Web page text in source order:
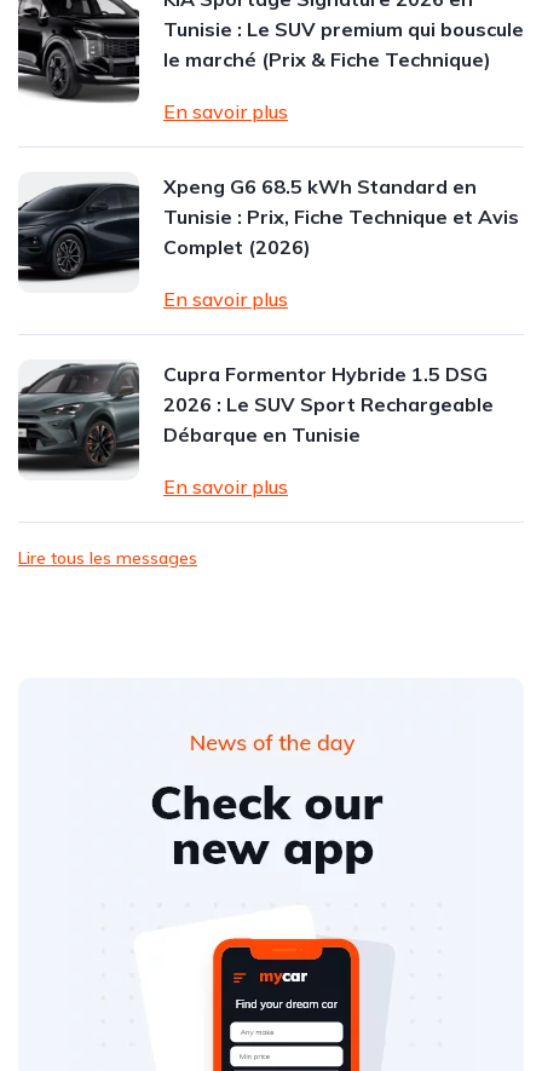
Tunisie : Le SUV premium qui bouscule
le marché (Prix & Fiche Technique)
En savoir plus
Xpeng G6 68.5 kWh Standard en
Tunisie : Prix, Fiche Technique et Avis
Complet (2026)
En savoir plus
Cupra Formentor Hybride 1.5 DSG
2026 : Le SUV Sport Rechargeable
Débarque en Tunisie
En savoir plus
Lire tous les messages